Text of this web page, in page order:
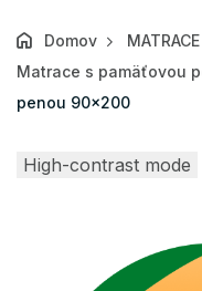
Domov MATRACE
Matrace s pamäťovou
penou 90x200
High-contrast mode